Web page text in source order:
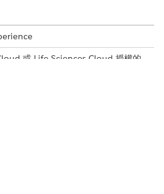
或 Life Sciences Cloud 授權的
Metering、Agentforce 員工代理
Einstein GPT Copilot、Einstein
Starter 和 Einstein GPT 提示
會自動重新驗證病患的福利。您可以
頁面和「照護計畫註冊」記錄頁面上